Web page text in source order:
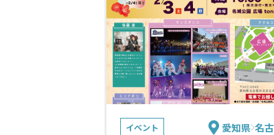
イベント 愛知県 名